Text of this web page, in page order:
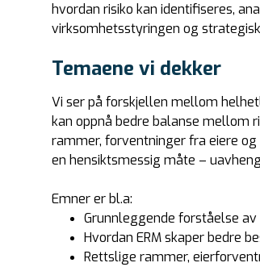
hvordan risiko kan identifiseres,
virksomhetsstyringen og
Temaene vi dekker
Vi ser på forskjellen mellom
kan oppnå bedre balanse mellom
rammer, forventninger fra eiere
en hensiktsmessig måte –
Emner er bl.a:
Grunnleggende forståelse
Hvordan ERM skaper bedre
Rettslige rammer,